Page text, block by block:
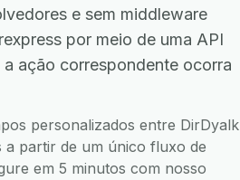
e sem middleware
por meio de uma API
ação correspondente ocorra
personalizados entre DirDyalk
a partir de um único fluxo de
em 5 minutos com nosso